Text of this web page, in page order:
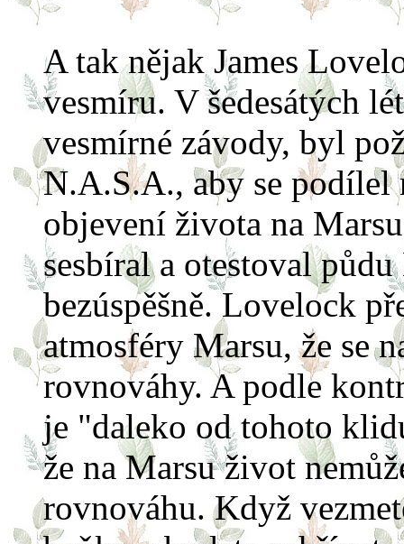
A tak nějak James
vesmíru. V šedesátých
vesmírné závody, byl
N.A.S.A., aby se podílel
objevení života na
sesbíral a otestoval
bezúspěšně. Lovelock
atmosféry Marsu, že se
rovnováhy. A podle
je "daleko od tohoto
že na Marsu život
rovnováhu. Když